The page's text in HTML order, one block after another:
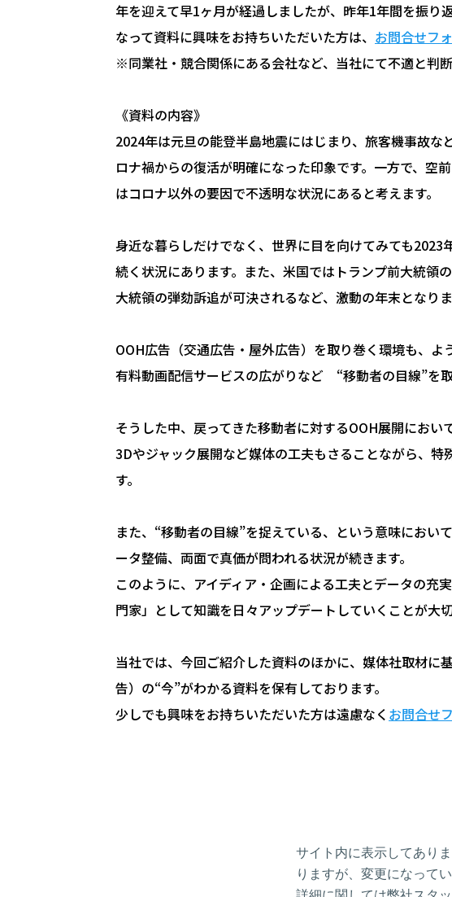
年を迎えて早1ヶ月が経過しましたが、昨年1年間を振
なって資料に興味をお持ちいただいた方は、 お問合せフ
※同業社・競合関係にある会社など、当社にて不適と判
《資料の内容》
2024年は元旦の能登半島地震にはじまり、旅客機事故
ロナ禍からの復活が明確になった印象です。一方で、
はコロナ以外の要因で不透明な状況にあると考えます。
身近な暮らしだけでなく、世界に目を向けてみても
続く状況にあります。また、米国ではトランプ前大統領
大統領の弾劾訴追が可決されるなど、激動の年末となりま
OOH広告（交通広告・屋外広告）を取り巻く環境も、よ
有料動画配信サービスの広がりなど “移動者の目線”を
そうした中、戻ってきた移動者に対するOOH展開におい
3Dやジャック展開など媒体の工夫もさることながら、
す。
また、“移動者の目線”を捉えている、という意味にお
ータ整備、両面で真価が問われる状況が続きます。
このように、アイディア・企画による工夫とデータの充
門家」として知識を日々アップデートしていくことが大切
当社では、今回ご紹介した資料のほかに、媒体社取材に
告）の“今”がわかる資料を保有しております。
少しでも興味をお持ちいただいた方は遠慮なく お問合せ